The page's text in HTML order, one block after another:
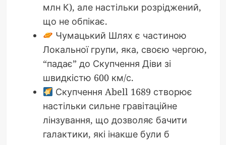
млн К), але настільки розріджений,
що не обпікає.
Чумацький Шлях є частиною
Локальної групи, яка, своєю чергою,
“падає” до Скупчення Діви зі
швидкістю 600 км/с.
Скупчення Abell 1689 створює
настільки сильне гравітаційне
лінзування, що дозволяє бачити
галактики, які інакше були б